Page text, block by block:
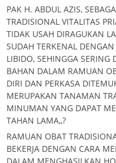
PAK H. ABDUL AZIS,
TRADISIONAL VITALITAS
TIDAK USAH DIRAGUKAN
SUDAH TERKENAL
LIBIDO, SEHINGGA SERING
BAHAN DALAM RAMUAN
DIRI DAN PERKASA
MERUPAKAN TANAMAN
MINUMAN YANG DAPAT
TAHAN LAMA,,?
RAMUAN OBAT
BEKERJA DENGAN CARA